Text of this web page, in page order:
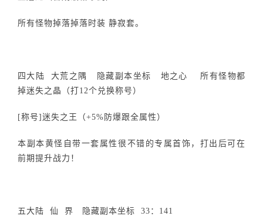
所有怪物掉落掉落时装 静寂套。
四大陆 大荒之隅 隐藏副本坐标 地之心 所有怪物都
掉迷失之晶（打12个兑换称号）
[称号]迷失之王（+5%防爆跟全属性）
本副本黄怪自带一套属性很不错的专属首饰，打出后可在
前期提升战力！
五大陆 仙 界 隐藏副本坐标 33：141